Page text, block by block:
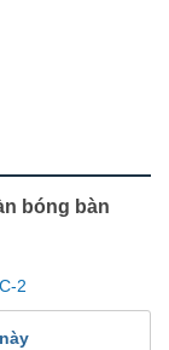
bóng bàn
2